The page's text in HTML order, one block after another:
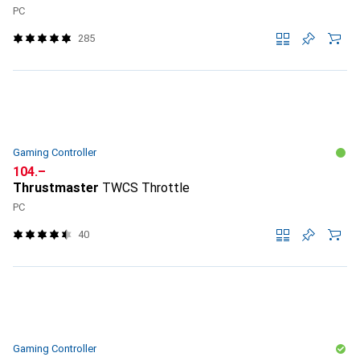
PC
285
Gaming Controller
CHF
104.–
Thrustmaster TWCS Throttle
PC
40
Gaming Controller